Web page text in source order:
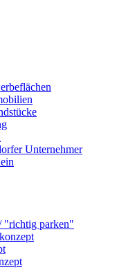
Unternehmer
"richtig parken"